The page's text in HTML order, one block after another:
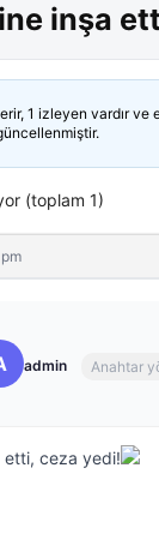
inşa
1 izleyen vardır ve
(toplam 1)
admin Anahtar
etti, ceza yedi!